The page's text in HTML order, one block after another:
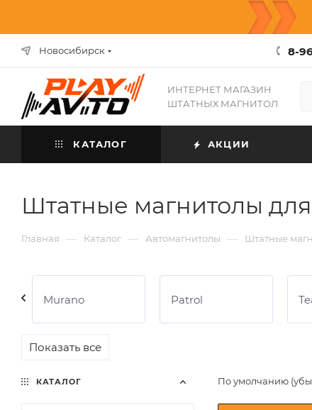
Новосибирск 8-
ИНТЕРНЕТ МАГАЗИН
ШТАТНЫХ МАГНИТОЛ
КАТАЛОГ АКЦИИ
Штатные магнитолы
Главная — Каталог — Автомагнитолы — Штатные
Murano Patrol
Показать все
По умолчанию
КАТАЛОГ